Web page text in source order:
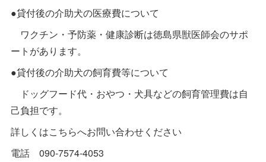
●貸付後の介助犬の医療費について
ワクチン・予防薬・健康診断は徳島県獣医師会のサポ
ートがあります。
●貸付後の介助犬の飼育費等について
ドッグフード代・おやつ・犬具などの飼育管理費は自
己負担です。
詳しくはこちらへお問い合わせください
電話 090-7574-4053